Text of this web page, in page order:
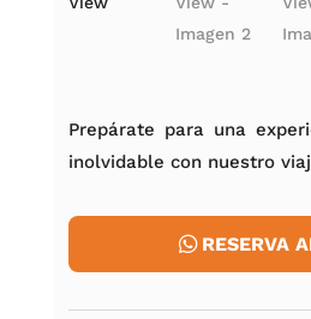
Prepárate para una
inolvidable con nuestro
RESERVA